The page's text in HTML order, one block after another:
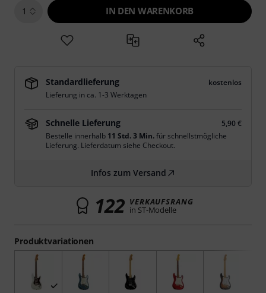
Produktvariationen
1 IN DEN WARENKORB
Standardlieferung
kostenlos
Lieferung in ca. 1-3 Werktagen
Schnelle Lieferung
5,90 €
Bestelle innerhalb 11 Std. 3 Min.für schnellstmögliche
Lieferung. Lieferdatum siehe Checkout.
Infos zum Versand
122 VERKAUFSRANG
in ST-Modelle